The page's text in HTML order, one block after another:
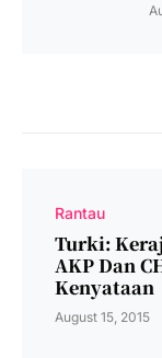
Rantau
Turki:
AKP Dan
Kenyataan
August 15, 2015